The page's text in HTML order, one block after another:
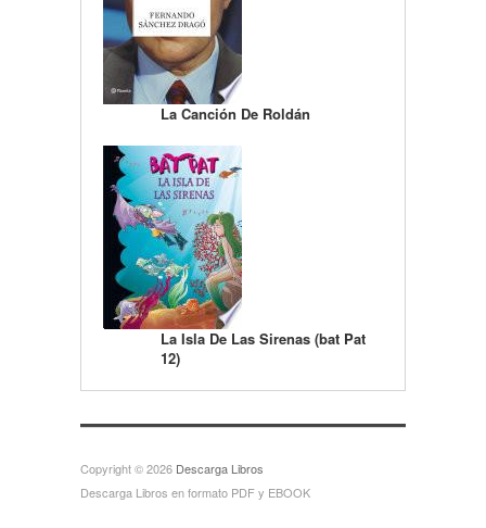
La Canción De Roldán
La Isla De Las Sirenas (bat Pat
12)
Copyright © 2026 Descarga Libros
Descarga Libros en formato PDF y EBOOK